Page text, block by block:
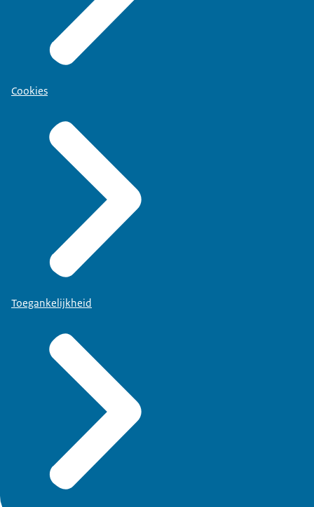
Cookies
Toegankelijkheid